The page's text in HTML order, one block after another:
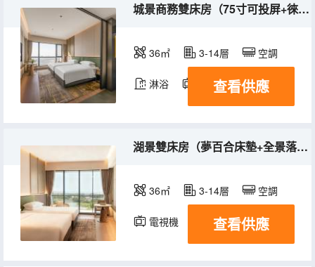
城景商務雙床房（75寸可投屏+徠芬吹風機）
36㎡ 3-14層 空調
淋浴 電視機
查看供應
湖景雙床房（夢百合床墊+全景落地窗+雨淋頂噴）
36㎡ 3-14層 空調
電視機 查看供應